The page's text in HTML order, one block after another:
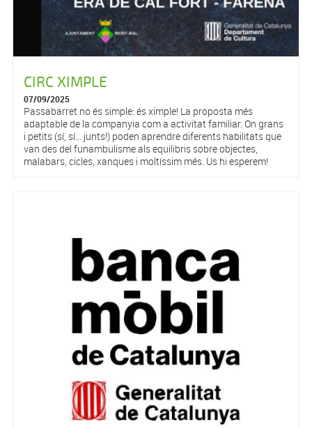
CIRC XIMPLE
07/09/2025
Passabarret no és simple: és ximple! La proposta més
adaptable de la companyia com a activitat familiar. On grans
i petits (sí, sí... junts!) poden aprendre diferents habilitats que
van des del funambulisme als equilibris sobre objectes,
malabars, cicles, xanques i moltíssim més. Us hi esperem!